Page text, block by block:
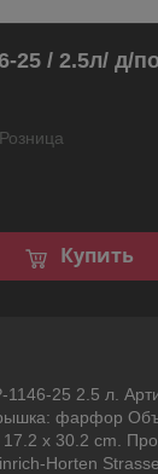
25 / 2.5л/ д/
Розница
Купить
25 2.5 л.
фарфор
x 30.2 cm.
Horten